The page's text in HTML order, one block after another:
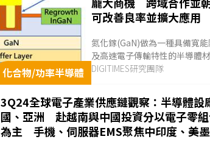
化合物/功率半導體
可改善良率並擴大應用
氮化鎵(GaN)做為一種具備寬
及高速電子傳輸特性的半導體
高效能電子應用中具有獨特優
DIGITIMES研究團隊
3Q24全球電子產業供應鏈觀察：半導體設
國、亞洲 赴越南與中國投資分以電子零
為主 手機、伺服器EMS聚焦中印度、美墨